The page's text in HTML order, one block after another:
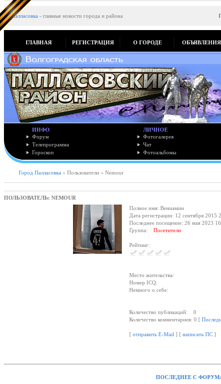
Палласовка - главные новости города и района
ГЛАВНАЯ РЕГИСТРАЦИЯ О ГОРОДЕ ОБЪЯВЛЕНИЯ
ИНФО
Форум
Телепрограмма
Гороскоп
ЛИЧНОЕ
Фотогалерея
Чат
Фотоальбомы
Город Палласовка » Пользователи » Nemour
ПОЛЬЗОВАТЕЛЬ: NEMOUR
Полное имя: Вениамин
Дата регистрации: 12 сентября 2015
Последнее посещение: 26 мая 2023
Группа:Посетители
Рейтинг:
Место жительства:
Номер ICQ:
Немного о себе:
Количество публикаций: 0
Количество комментариев: 0 [
[отправить E-Mail ] [написать ПС ]
ПОСЛЕДНЕЕ С